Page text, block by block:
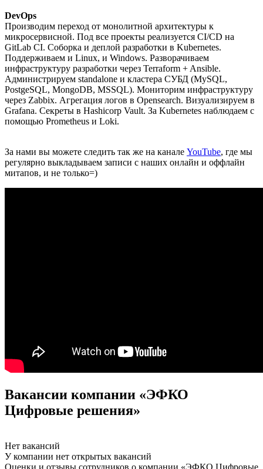
DevOps
Производим переход от монолитной архитектуры к
микросервисной. Под все проекты реализуется CI/CD на
GitLab CI. Соборка и деплой разработки в Kubernetes.
Поддерживаем и Linux, и Windows. Разворачиваем
инфраструктуру разработки через Terraform + Ansible.
Администрируем standalone и кластера СУБД (MySQL,
PostgeSQL, MongoDB, MSSQL). Мониторим инфраструктуру
через Zabbix. Агрегация логов в Opensearch. Визуализируем в
Grafana. Секреты в Hashicorp Vault. За Kubernetes наблюдаем с
помощью Prometheus и Loki.
За нами вы можете следить так же на канале YouTube, где мы
регулярно выкладываем записи с наших онлайн и оффлайн
митапов, и не только=)
Вакансии компании «ЭФКО
Цифровые решения»
Нет вакансий
У компании нет открытых вакансий
Оценки и отзывы сотрудников о компании «ЭФКО Цифровые